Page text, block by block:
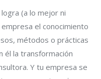
(a lo mejor ni
el conocimiento
métodos o prácticas
él la transformación
Y tu empresa se